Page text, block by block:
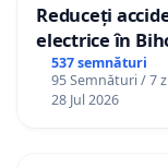
Criteriile
interese" care
ani, fac
Reduceți
electrice în
537 semnături
95 Semnături / 7
28 Jul 2026